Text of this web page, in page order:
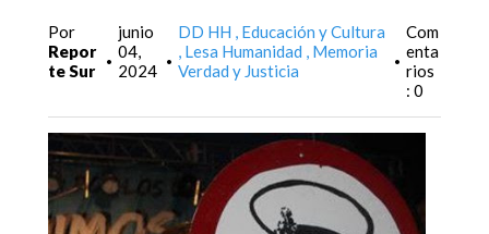
Por
Repor
te Sur
•
junio
04,
2024
•
DD HH
Educación y Cultura
Lesa Humanidad
Memoria
Verdad y Justicia
•
Com
enta
rios
: 0